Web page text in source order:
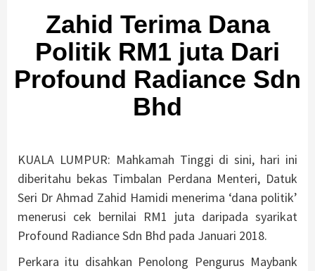
Zahid Terima Dana
Politik RM1 juta Dari
Profound Radiance Sdn
Bhd
KUALA LUMPUR: Mahkamah Tinggi di sini, hari ini
diberitahu bekas Timbalan Perdana Menteri, Datuk
Seri Dr Ahmad Zahid Hamidi menerima ‘dana politik’
menerusi cek bernilai RM1 juta daripada syarikat
Profound Radiance Sdn Bhd pada Januari 2018.
Perkara itu disahkan Penolong Pengurus Maybank